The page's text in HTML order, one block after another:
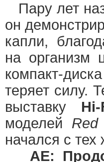
Пару лет
он
капли,
на организм
компакт-
теряет силу.
выставку
моделей
начался с
АЕ: